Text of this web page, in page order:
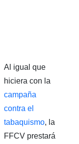
Al igual que
hiciera con la
campaña
contra el
tabaquismo, la
FFCV prestará